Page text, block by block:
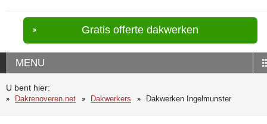
Gratis offerte dakwerken
MENU
U bent hier:
Dakrenoveren.net
Dakwerkers Dakwerken Ingelmunster